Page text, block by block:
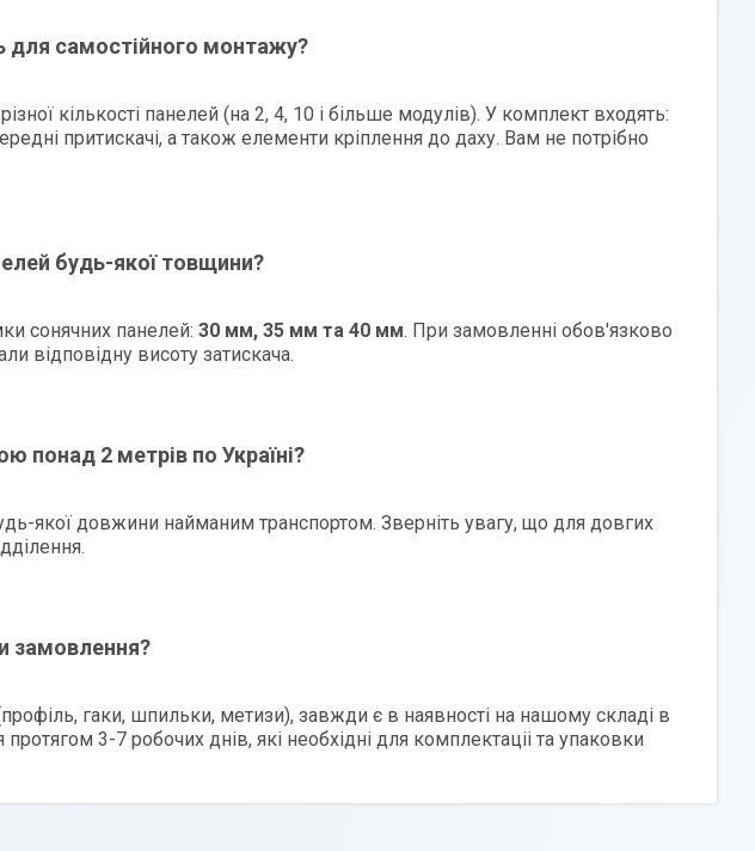
для самостійного монтажу?
кількості панелей (на 2, 4, 10 і більше модулів). У комплект входять:
притискачі, а також елементи кріплення до даху. Вам не потрібно
будь-якої товщини?
сонячних панелей: 30 мм, 35 мм та 40 мм. При замовленні обов'язково
відповідну висоту затискача.
понад 2 метрів по Україні?
якої довжини найманим транспортом. Зверніть увагу, що для довгих
замовлення?
гаки, шпильки, метизи), завжди є в наявності на нашому складі в
3-7 робочих днів, які необхідні для комплектаціі та упаковки